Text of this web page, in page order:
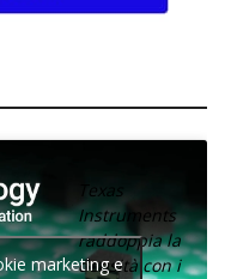
Texas
Instruments
raddoppia la
densità con i
marketing e